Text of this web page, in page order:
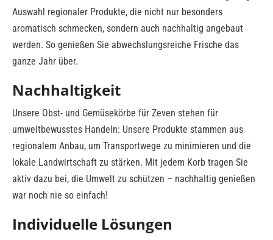
Auswahl regionaler Produkte, die nicht nur besonders
aromatisch schmecken, sondern auch nachhaltig angebaut
werden. So genießen Sie abwechslungsreiche Frische das
ganze Jahr über.
Nachhaltigkeit
Unsere Obst- und Gemüsekörbe für Zeven stehen für
umweltbewusstes Handeln: Unsere Produkte stammen aus
regionalem Anbau, um Transportwege zu minimieren und die
lokale Landwirtschaft zu stärken. Mit jedem Korb tragen Sie
aktiv dazu bei, die Umwelt zu schützen – nachhaltig genießen
war noch nie so einfach!
Individuelle Lösungen